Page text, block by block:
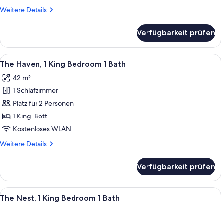
anzeigen
Weitere Details
Weitere
Ferienhaus,
Mehrere
Betten,
Verfügbarkeit prüfen
Alle
Fotos
für
The
Haven,
1
King
1
Ein Wohnzimmer mit einem beigen
10
The Haven, 1 King Bedroom 1 Bath
42 m²
1 Schlafzimmer
Platz für 2 Personen
1 King-Bett
Kostenloses WLAN
Weitere Details
Weitere
Haven,
King
Verfügbarkeit prüfen
Alle
Ein Wohnzimmer mit einer Couch,
10
The Nest, 1 King Bedroom 1 Bath